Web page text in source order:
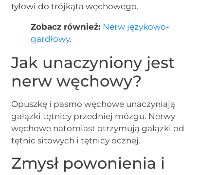
tyłowi do trójkąta węchowego.
Zobacz również: Nerw językowo-
gardłowy.
Jak unaczyniony jest
nerw węchowy?
Opuszkę i pasmo węchowe unaczyniają
gałązki tętnicy przedniej mózgu. Nerwy
węchowe natomiast otrzymują gałązki od
tętnic sitowych i tętnicy ocznej.
Zmysł powonienia i